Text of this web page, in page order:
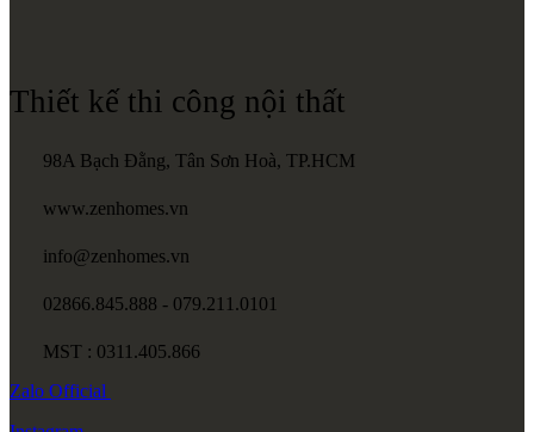
Thiết kế thi công nội thất
98A Bạch Đằng, Tân Sơn Hoà, TP.HCM
www.zenhomes.vn
info@zenhomes.vn
02866.845.888 - 079.211.0101
MST : 0311.405.866
Zalo Official